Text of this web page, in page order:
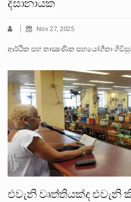
දිසානායක
Nov 27, 2025
ආර්ථික සහ තාක්‍ෂණික සහයෝගීතා
එවැනි වෘත්තියක්ද එවැනි